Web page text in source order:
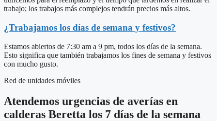
trabajo; los trabajos más complejos tendrán precios más altos.
¿Trabajamos los días de semana y festivos?
Estamos abiertos de 7:30 am a 9 pm, todos los días de la semana.
Esto significa que también trabajamos los fines de semana y festivos
con mucho gusto.
Red de unidades móviles
Atendemos urgencias de averías en
calderas Beretta los 7 días de la semana